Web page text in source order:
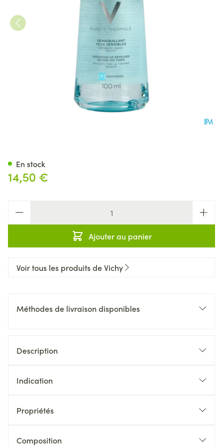
14,50 €
Ajouter au panier
En stock
Voir tous les produits de Vichy
Méthodes de livraison disponibles
Description
Indication
Propriétés
Composition